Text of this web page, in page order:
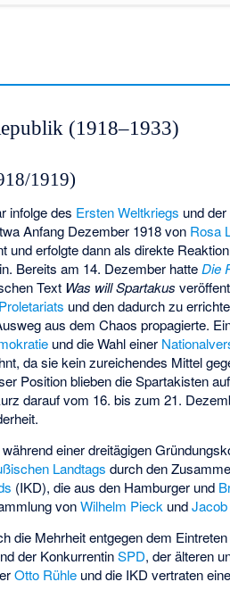
(1918–1933)
1919)
infolge des Ersten Weltkriegs und der
Anfang Dezember 1918 von Rosa
und erfolgte dann als direkte
Bereits am 14. Dezember hatteDie
Text Was will Spartakus
Proletariats und den dadurch zu
aus dem Chaos propagierte.
und die Wahl einer
da sie kein zureichendes Mittel
Position blieben die Spartakisten
darauf vom 16. bis zum 21.
einer dreitägigen
Landtags durch den
(IKD), die aus den Hamburger und
vonWilhelm Pieck und
die Mehrheit entgegen dem
der KonkurrentinSPD, der älteren
Otto Rühle und die IKD vertraten